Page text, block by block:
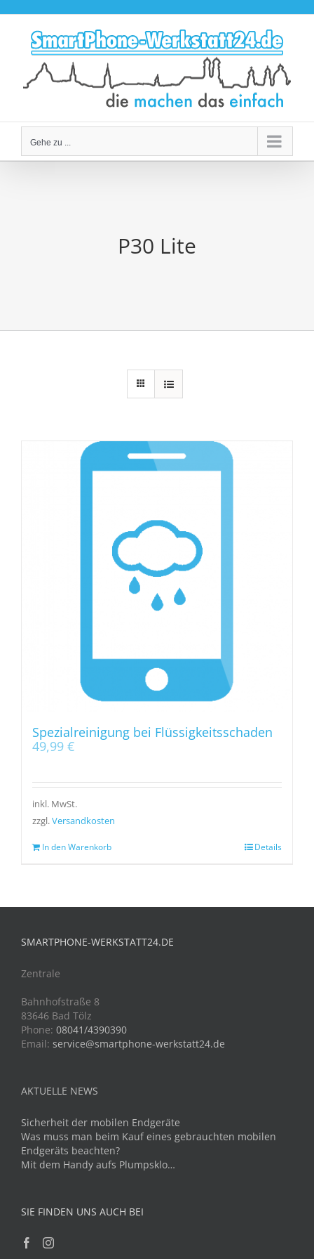
springen
Gehe zu ...
P30 Lite
Spezialreinigung bei Flüssigkeitsschaden
49,99 €
inkl. MwSt.
zzgl.Versandkosten
In den Warenkorb Details
SMARTPHONE-WERKSTATT24.DE
Zentrale
Bahnhofstraße 8
83646 Bad Tölz
Phone: 08041/4390390
Email: service@smartphone-werkstatt24.de
AKTUELLE NEWS
Sicherheit der mobilen Endgeräte
Was muss man beim Kauf eines gebrauchten mobilen
Endgeräts beachten?
Mit dem Handy aufs Plumpsklo…
SIE FINDEN UNS AUCH BEI